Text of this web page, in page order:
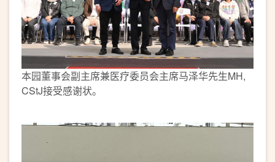
本园董事会副主席兼医疗委员会主席马泽华先生MH,
CStJ接受感谢状。